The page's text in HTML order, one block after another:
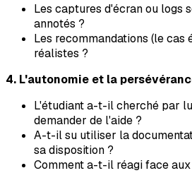
Les captures d'écran ou logs
annotés ?
Les recommandations (le cas
réalistes ?
4. L'autonomie et la
L'étudiant a-t-il cherché par
demander de l'aide ?
A-t-il su utiliser la
sa disposition ?
Comment a-t-il réagi face